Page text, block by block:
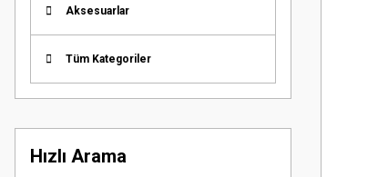
Aksesuarlar
Tüm Kategoriler
Hızlı Arama